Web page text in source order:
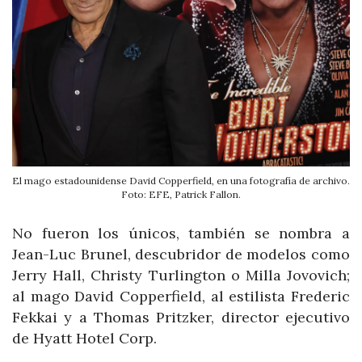
El mago estadounidense David Copperfield, en una fotografía de archivo.
Foto: EFE, Patrick Fallon.
No fueron los únicos, también se nombra a
Jean-Luc Brunel, descubridor de modelos como
Jerry Hall, Christy Turlington o Milla Jovovich;
al mago David Copperfield, al estilista Frederic
Fekkai y a Thomas Pritzker, director ejecutivo
de Hyatt Hotel Corp.